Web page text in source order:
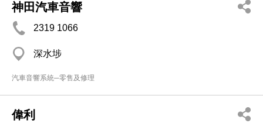
神田汽車音響
2319 1066
深水埗
汽車音響系統─零售及修理
偉利